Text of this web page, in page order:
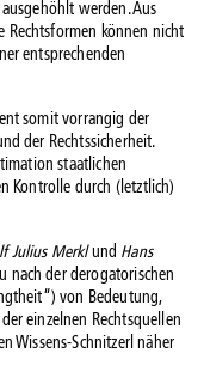
werden. Aus
Rechtsformen können nicht
entsprechenden
somit vorrangig der
der Rechtssicherheit.
staatlichen
Kontrolle durch (letztlich)
Julius Merklund Hans
nach der derogatorischen
von Bedeutung,
einzelnen Rechtsquellen
Wissens-Schnitzerl näher